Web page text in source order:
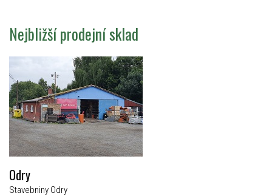
Nejbližší prodejní sklad
Odry
Stavebniny Odry